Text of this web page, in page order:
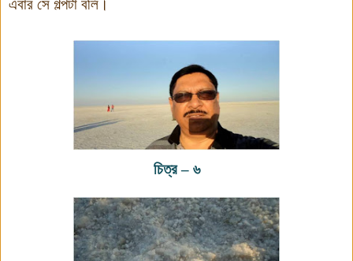
এবার সে গল্পটা বলি।
চিত্র–৬